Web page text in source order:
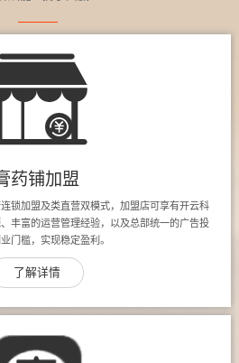
药铺加盟
锁加盟及类直营双模式，加盟店可享有开云科
丰富的运营管理经验，以及总部统一的广告投
门槛，实现稳定盈利。
了解详情